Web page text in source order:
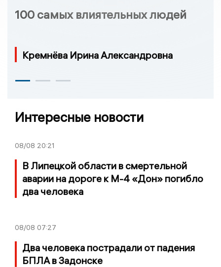
100 самых влиятельных людей
Кремнёва Ирина Александровна
Интересные новости
08/08 20:21
В Липецкой области в смертельной
аварии на дороге к М-4 «Дон» погибло
два человека
08/08 07:27
Два человека пострадали от падения
БПЛА в Задонске